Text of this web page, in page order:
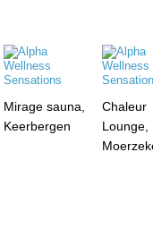
Mirage sauna,
Keerbergen
Chaleur
Lounge,